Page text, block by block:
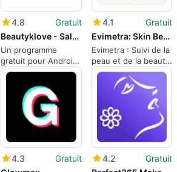
4.8
Gratuit
Beautyklove - Salon at Home
Un programme
gratuit pour Android,
par BeautyKlove.
4.1
Gratuit
Evimetra: Skin Beauty Log
Evimetra : Suivi de la
peau et de la beauté
basé sur les
données pour les
routines
quotidiennes
4.3
Gratuit
4.2
Gratuit